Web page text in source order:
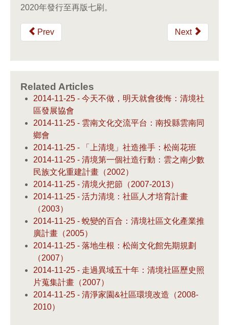
2020年發行至再版七刷。
Prev Next
Related Articles
2014-11-25 - 今天不做，明天就會後悔：清境社
區發展協會
2014-11-25 - 雲南文化交流平台：南投縣雲南同
鄉會
2014-11-25 - 「上清境」社造推手：松崗花班
2014-11-25 - 清境第一個社造行動：雲之南少數
民族文化重建計畫（2002）
2014-11-25 - 清境火把節（2007-2013）
2014-11-25 - 活力清境：社區人才培育計畫
（2003）
2014-11-25 - 蛻變的百合：清境社區文化產業推
廣計畫（2005）
2014-11-25 - 落地生根：松崗文化館先期規劃
（2007）
2014-11-25 - 走過異域五十年：清境社區歷史照
片蒐集計畫（2007）
2014-11-25 - 清淨家園&社區環境改造（2008-
2010）